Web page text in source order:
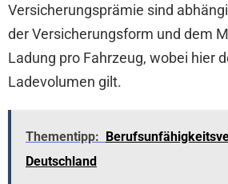
Versicherungsprämie sind
der Versicherungsform und dem
Ladung pro Fahrzeug, wobei hier
Ladevolumen gilt.
Thementipp:
Deutschland